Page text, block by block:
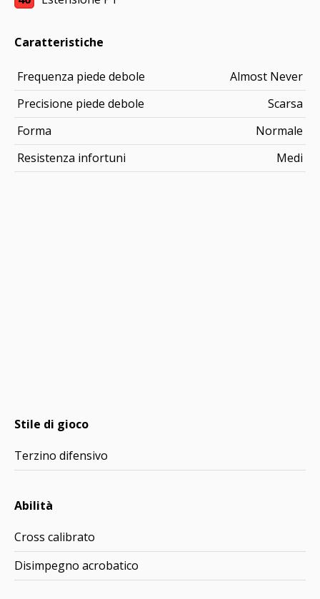
Caratteristiche
Frequenza piede debole
Almost Never
Precisione piede debole
Scarsa
Forma
Normale
Resistenza infortuni
Medi
Stile di gioco
Terzino difensivo
Abilità
Cross calibrato
Disimpegno acrobatico